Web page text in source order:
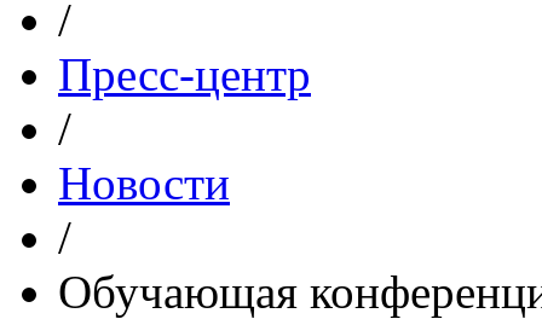
/
Пресс-центр
/
Новости
/
Обучающая